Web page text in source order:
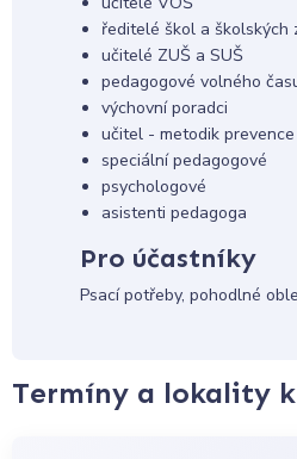
ředitelé škol a školských
učitelé ZUŠ a SUŠ
pedagogové volného
výchovní poradci
učitel - metodik prevence
speciální pedagogové
psychologové
asistenti pedagoga
Pro účastníky
Psací potřeby, pohodlné
Termíny a lokality